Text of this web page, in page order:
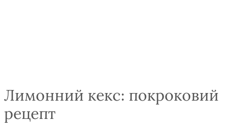
Лимонний кекс: покроковий
рецепт